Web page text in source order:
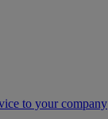
to your company